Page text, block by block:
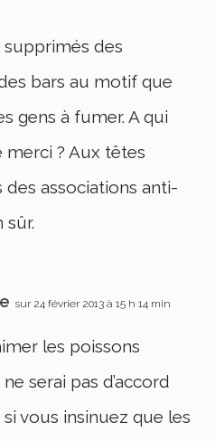
des
bars au motif que
gens à fumer. A qui
merci ? Aux têtes
des associations anti-
sûr.
sur 24 février 2013 à 15 h 14 min
les poissons
serai pas d’accord
vous insinuez que les